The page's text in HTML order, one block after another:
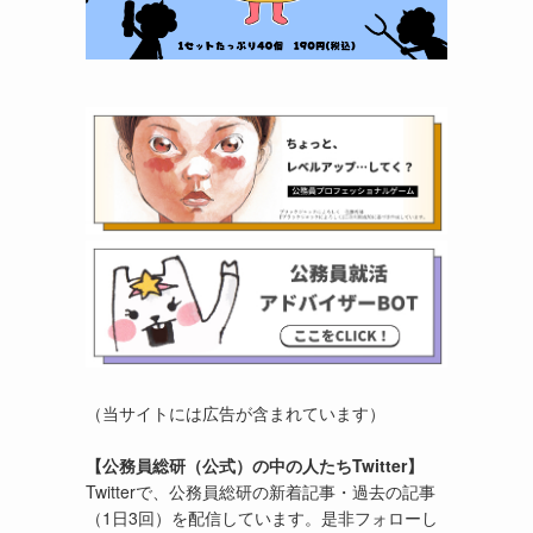
（当サイトには広告が含まれています）
【公務員総研（公式）の中の人たちTwitter】
Twitterで、公務員総研の新着記事・過去の記事
（1日3回）を配信しています。是非フォローし